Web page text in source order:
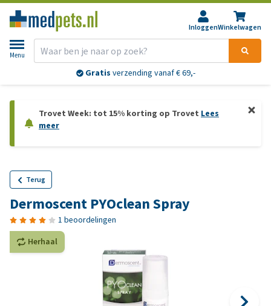
InloggenWinkelwagen
Menu
Gratis verzending vanaf € 69,-
Trovet Week: tot 15% korting op Trovet Lees
meer
Terug
Dermoscent PYOclean Spray
1 beoordelingen
Herhaal